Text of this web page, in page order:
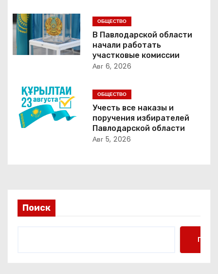
ц
и
я
о
з
а
с
я
ОБЩЕСТВО
В Павлодарской области
начали работать
участковые комиссии
Авг 6, 2026
ОБЩЕСТВО
Учесть все наказы и
поручения избирателей
Павлодарской области
Авг 5, 2026
Поиск
Поиск